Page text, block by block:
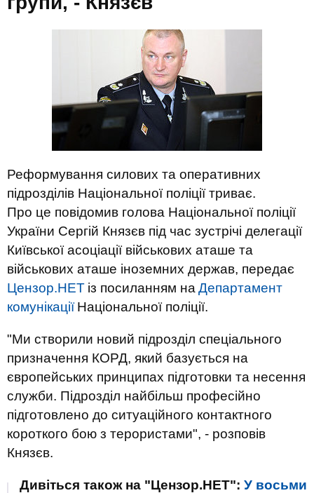
Реформування силових та оперативних
підрозділів Національної поліції триває.
Про це повідомив голова Національної поліції
України Сергій Князєв під час зустрічі делегації
Київської асоціації військових аташе та
військових аташе іноземних держав, передає
Цензор.НЕТ із посиланням на Департамент
комунікації Національної поліції.
"Ми створили новий підрозділ спеціального
призначення КОРД, який базується на
європейських принципах підготовки та несення
служби. Підрозділ найбільш професійно
підготовлено до ситуаційного контактного
короткого бою з терористами", - розповів
Князєв.
Дивіться також на "Цензор.НЕТ": У восьми